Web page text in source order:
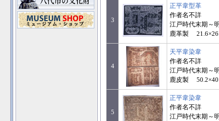
3
正平韋型革
作者名不詳
江戸時代末期～
鹿革製
4
天平韋染韋
作者名不詳
江戸時代末期～
鹿皮製
5
正平韋染韋
作者名不詳
江戸時代末期～